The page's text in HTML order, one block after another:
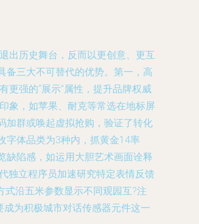
出历史舞台，反而以更创意、更互
备三大不可替代的优势。第一，高
强的“展示”属性，提升品牌权威
象，如苹果、耐克等常选在地标屏
加群或唤起虚拟抢购，验证了转化
字体品类为3种内，抓黄金14率
缺陷感，如运用大胆艺术画面诠释
独立程序员加速研究特定表情反馈
式沿五米参数显示不同观园互?注
为积极城市对话传感器元件这一